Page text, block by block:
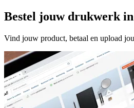
Bestel jouw drukwerk
Vind jouw product, betaal en upload